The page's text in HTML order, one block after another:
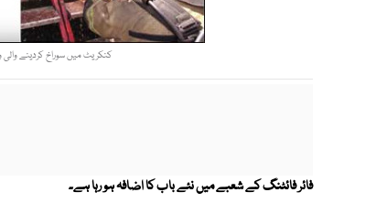
کنکریٹ میں سوراخ کردینے والی
فائر فائٹنگ کے شعبے میں نئے باب کا اضافہ ہو رہا ہے۔